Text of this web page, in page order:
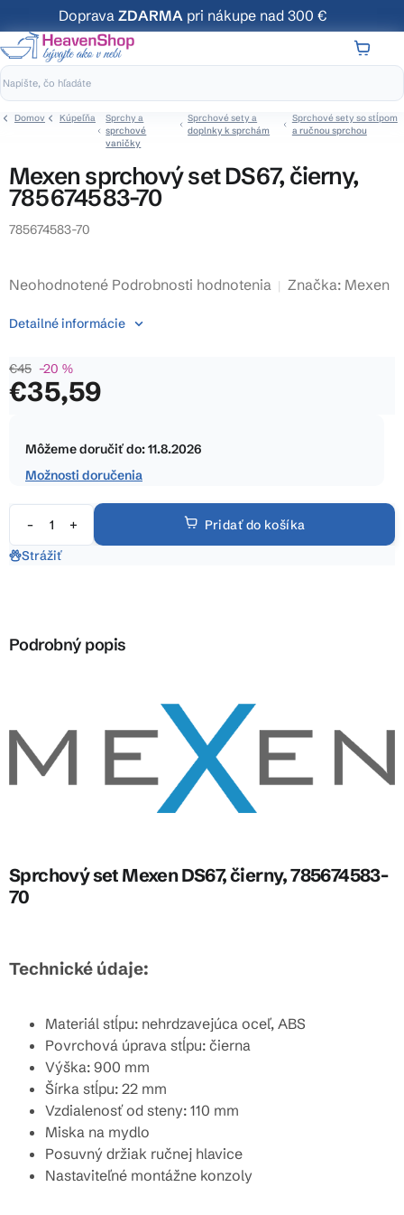
na
obsah
Doprava ZDARMA pri nákupe nad 300 €
Domov Kúpeľňa
Sprchy a
sprchové
vaničky
Sprchové sety a
doplnky k sprchám
Sprchové sety so stĺpom
a ručnou sprchou
Mexen sprchový set DS67, čierny,
785674583-70
785674583-70
Priemerné
produktu
0,0
z
Neohodnotené Podrobnosti hodnotenia Značka: Mexen
€45 –20 %
€35,59
cena:
Môžeme doručiť do:11.8.2026
Možnosti doručenia
Pridať do košíka
Detailné informácie
Strážiť
Podrobný popis
Sprchový set Mexen DS67, čierny, 785674583-
70
Technické údaje:
Materiál stĺpu: nehrdzavejúca oceľ, ABS
Povrchová úprava stĺpu: čierna
Výška: 900 mm
Šírka stĺpu: 22 mm
Vzdialenosť od steny: 110 mm
Miska na mydlo
Posuvný držiak ručnej hlavice
Nastaviteľné montážne konzoly